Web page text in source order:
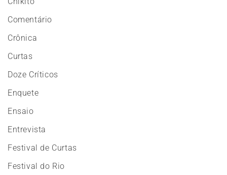
Comentário
Crônica
Curtas
Doze Críticos
Enquete
Ensaio
Entrevista
Festival de Curtas
Festival do Rio